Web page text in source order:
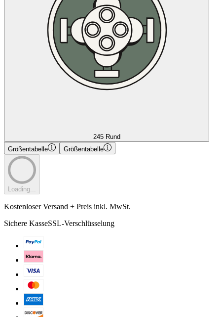
245 Rund
Größentabelle
Größentabelle
Loading...
Kostenloser Versand + Preis inkl. MwSt.
Sichere KasseSSL-Verschlüsselung